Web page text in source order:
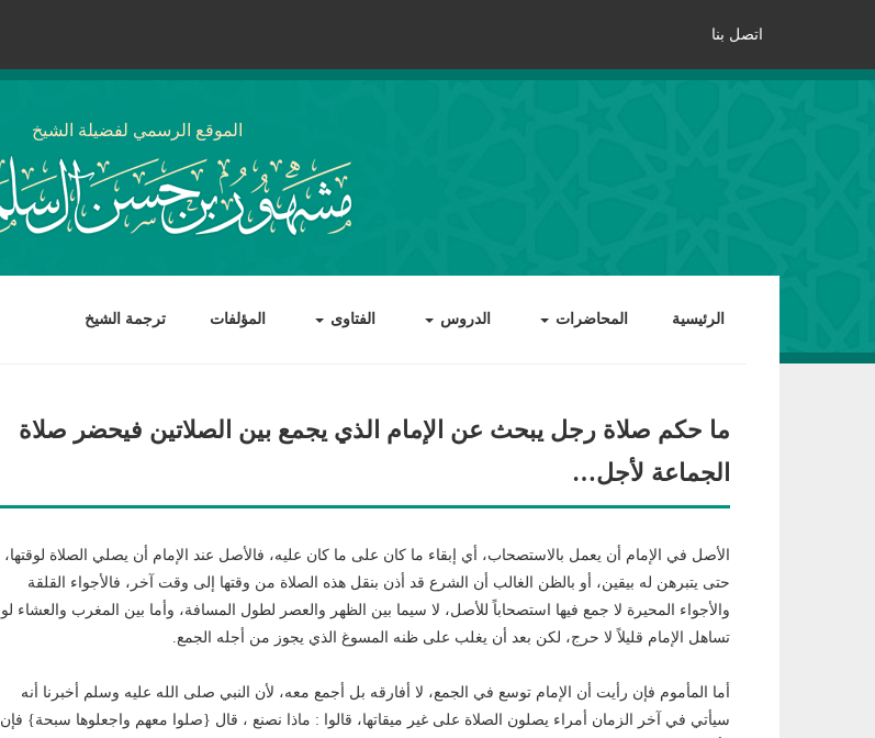
اتصل بنا
الموقع الرسمي لفضيلة الشيخ
الرئيسية المحاضرات الدروس الفتاوى المؤلفات ترجمة الشيخ
ما حكم صلاة رجل يبحث عن الإمام الذي يجمع بين الصلاتين فيحضر صلاة
الجماعة لأجل…
الأصل في الإمام أن يعمل بالاستصحاب، أي إبقاء ما كان على ما كان عليه، فالأصل عند الإمام أن يصلي الصلاة لوقتها،
حتى يتبرهن له بيقين، أو بالظن الغالب أن الشرع قد أذن بنقل هذه الصلاة من وقتها إلى وقت آخر، فالأجواء القلقة
والأجواء المحيرة لا جمع فيها استصحاباً للأصل، لا سيما بين الظهر والعصر لطول المسافة، وأما بين المغرب والعشاء لو
تساهل الإمام قليلاً لا حرج، لكن بعد أن يغلب على ظنه المسوغ الذي يجوز من أجله الجمع.
أما المأموم فإن رأيت أن الإمام توسع في الجمع، لا أفارقه بل أجمع معه، لأن النبي صلى الله عليه وسلم أخبرنا أنه
سيأتي في آخر الزمان أمراء يصلون الصلاة على غير ميقاتها، قالوا : ماذا نصنع ، قال {صلوا معهم واجعلوها سبحة} فإن